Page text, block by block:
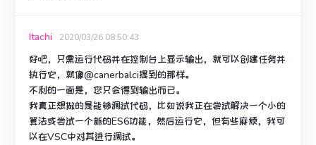
Itachi 2020/03/26 08:50:43
好吧，只需运行代码并在控制台上显示输出，就可以创建任务并
执行它，就像@canerbalci提到的那样。
不利的一面是，您只会得到输出而已。
我真正想做的是能够调试代码，比如说我正在尝试解决一个小的
算法或尝试一个新的ES6功能，然后运行它，但有些麻烦，我可
以在VSC中对其进行调试。